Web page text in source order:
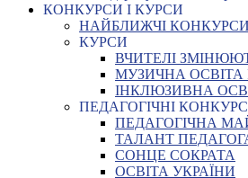
КОНКУРСИ І КУРСИ
НАЙБЛИЖЧІ КОНКУРСИ
КУРСИ
ВЧИТЕЛІ ЗМІНЮЮТЬ
МУЗИЧНА ОСВІТА І
ІНКЛЮЗИВНА ОСВІТА:
ПЕДАГОГІЧНІ
ПЕДАГОГІЧНА
ТАЛАНТ
СОНЦЕ СОКРАТА
ОСВІТА УКРАЇНИ